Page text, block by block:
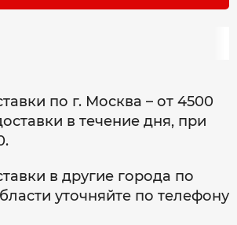
по г. Москва – от 4500
в течение дня, при
в другие города по
уточняйте по телефону